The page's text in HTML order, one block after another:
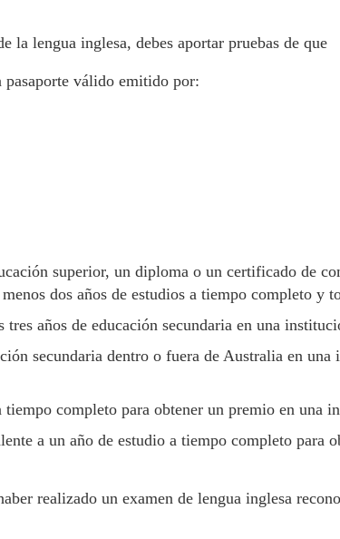
la lengua inglesa, debes aportar pruebas de que
válido emitido por:
superior, un diploma o un certificado de
dos años de estudios a tiempo completo y
años de educación secundaria en una
secundaria dentro o fuera de Australia en
tiempo completo para obtener un premio en una
a un año de estudio a tiempo completo para
realizado un examen de lengua inglesa